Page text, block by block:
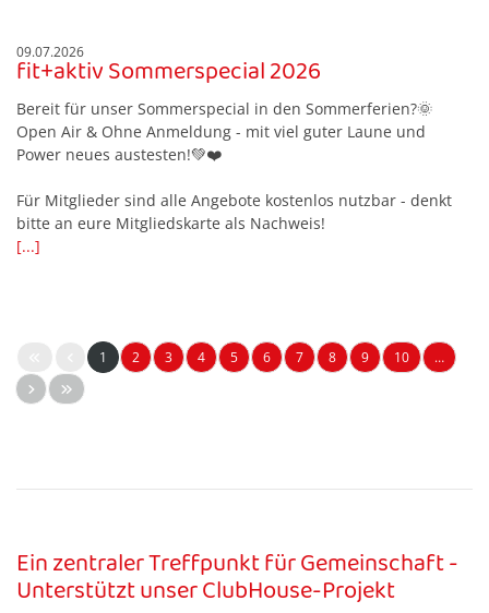
09.07.2026
fit+aktiv Sommerspecial 2026
Bereit für unser Sommerspecial in den Sommerferien?🌞
Open Air & Ohne Anmeldung - mit viel guter Laune und
Power neues austesten!💚❤️
Für Mitglieder sind alle Angebote kostenlos nutzbar - denkt
bitte an eure Mitgliedskarte als Nachweis!
[...]
1 2 3 4 5 6 7 8 9 10 …
Ein zentraler Treffpunkt für Gemeinschaft -
Unterstützt unser ClubHouse-Projekt